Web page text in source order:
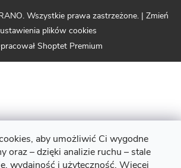
aby umożliwić Ci wygodne
oraz – dzięki analizie ruchu – stale
wydajność i użyteczność. Więcej
Shoptet Premium
. Wszystkie prawa zastrzeżone. | Zmień
ustawienia plików cookies